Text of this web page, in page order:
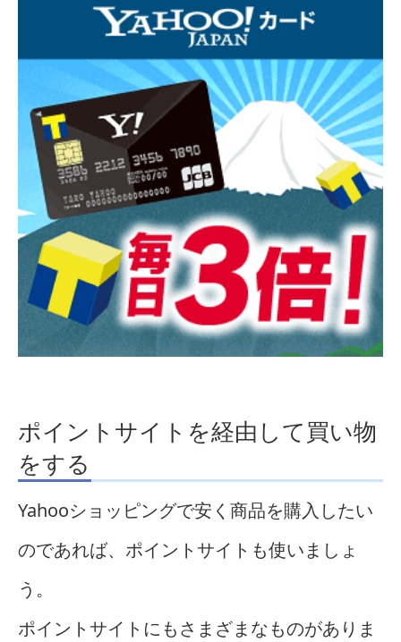
ポイントサイトを経由して買い物
をする
Yahooショッピングで安く商品を購入したい
のであれば、ポイントサイトも使いましょ
う。
ポイントサイトにもさまざまなものがありま